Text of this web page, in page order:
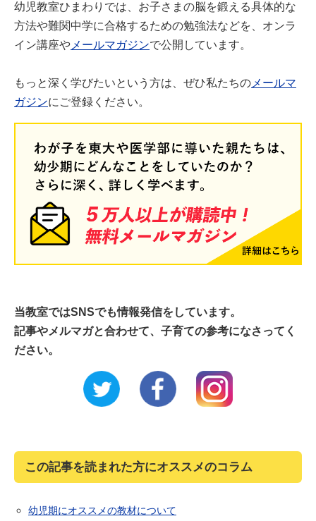
幼児教室ひまわりでは、お子さまの脳を鍛える具体的な
方法や難関中学に合格するための勉強法などを、オンラ
イン講座や メールマガジンで公開しています。
もっと深く学びたいという方は、ぜひ私たちの メールマ
ガジンにご登録ください。
当教室ではSNSでも情報発信をしています。
記事やメルマガと合わせて、子育ての参考になさってく
ださい。
この記事を読まれた方にオススメのコラム
幼児期にオススメの教材について